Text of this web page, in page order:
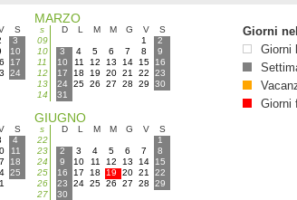
S
3
10
17
24
MARZO
s D L M M G V
S
09
1
2
10
3 4 5 6 7 8
9
11
10 11 12 13 14 15
16
12
17 18 19 20 21 22
23
13
24 25 26 27 28 29
30
14
31
S
4
11
18
25
GIUGNO
s D L M M G V
S
22
1
23
2 3 4 5 6 7
8
24
9 10 11 12 13 14
15
25
16 17 18 19 20 21
22
26
23 24 25 26 27 28
29
27
30
Giorni
Giorni
Giorni